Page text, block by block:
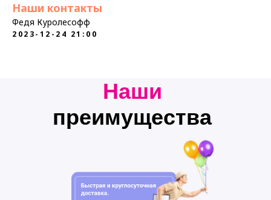
Наши контакты
Федя Куролесофф
2023-12-24 21:00
Наши
преимущества